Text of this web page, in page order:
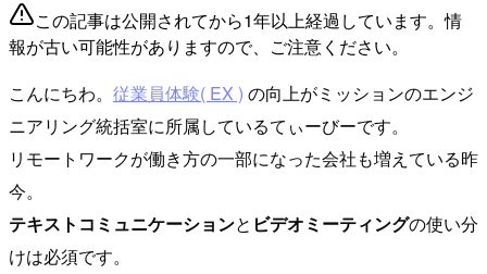
この記事は公開されてから1年以上経過しています。情
報が古い可能性がありますので、ご注意ください。
こんにちわ。 従業員体験( EX ) の向上がミッションのエンジ
ニアリング統括室に所属しているてぃーびーです。
リモートワークが働き方の一部になった会社も増えている昨
今。
テキストコミュニケーションと ビデオミーティングの使い分
けは必須です。